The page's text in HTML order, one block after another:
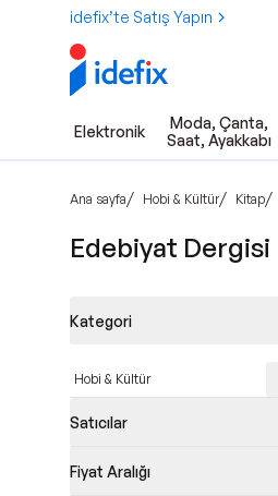
idefix’te Satış Yapın
Elektronik
Moda, Çanta,
Saat, Ayakkabı
Ana sayfa/ Hobi & Kültür/ Kitap/
Edebiyat Dergisi
Kategori
Hobi & Kültür
Satıcılar
Fiyat Aralığı